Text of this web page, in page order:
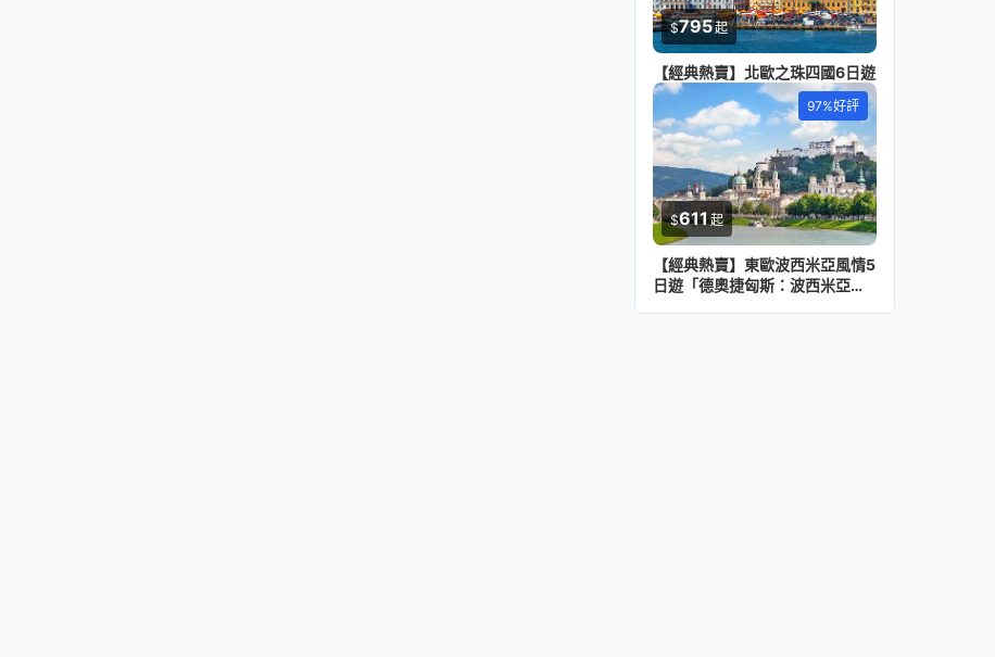
$795起
【經典熱賣】北歐之珠四國6日遊
97%好評
$611起
【經典熱賣】東歐波西米亞風情5
日遊「德奧捷匈斯：波西米亞與